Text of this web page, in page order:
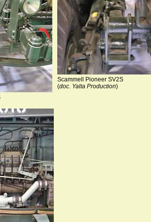
Scammell Pioneer SV2S
(doc. Yalta Production)